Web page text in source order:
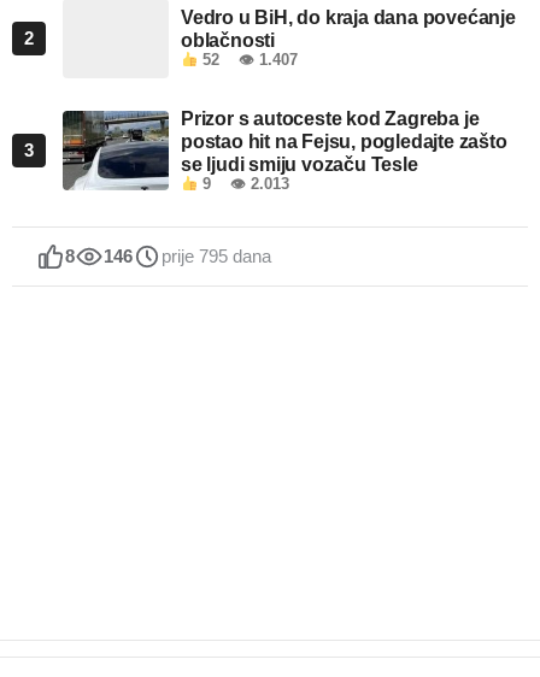
2
Vedro u BiH, do kraja dana povećanje
oblačnosti
52 👁 1.407
3
Prizor s autoceste kod Zagreba je
postao hit na Fejsu, pogledajte zašto
se ljudi smiju vozaču Tesle
9 👁 2.013
8 146 prije 795 dana